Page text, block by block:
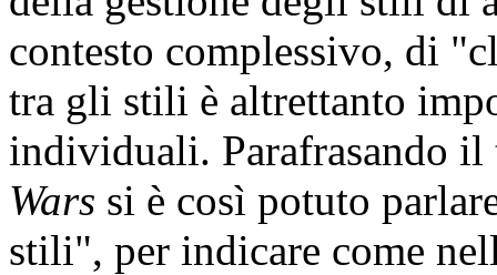
contesto complessivo, di
tra gli stili è altrettanto
individuali. Parafrasando
Wars si è così potuto
stili", per indicare come